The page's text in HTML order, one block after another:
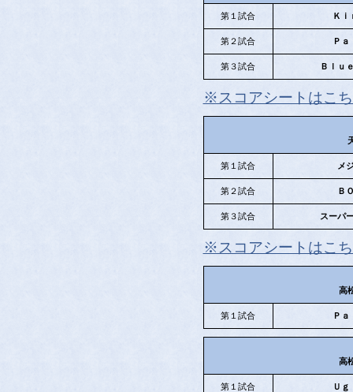
第１試合 Ｋｉ
第２試合 Ｐａ
第３試合 Ｂｌｕ
※スコアシートはこ
第１試合 メ
第２試合 Ｂ
第３試合 スーパ
※スコアシートはこ
高
第１試合 Ｐａ
高
第１試合 Ｕｇ